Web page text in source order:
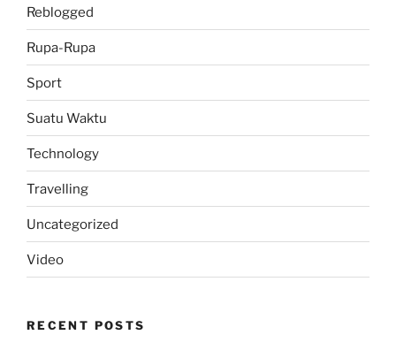
Reblogged
Rupa-Rupa
Sport
Suatu Waktu
Technology
Travelling
Uncategorized
Video
RECENT POSTS